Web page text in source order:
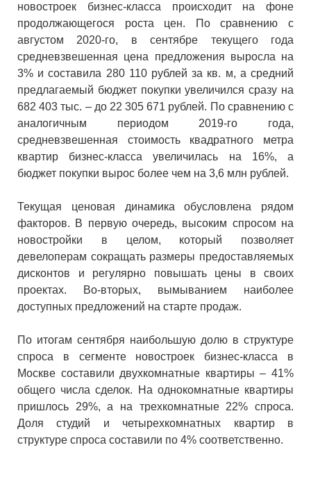
новостроек бизнес-класса происходит на фоне
продолжающегося роста цен. По сравнению с
августом 2020-го, в сентябре текущего года
средневзвешенная цена предложения выросла на
3% и составила 280 110 рублей за кв. м, а средний
предлагаемый бюджет покупки увеличился сразу на
682 403 тыс. – до 22 305 671 рублей. По сравнению с
аналогичным периодом 2019-го года,
средневзвешенная стоимость квадратного метра
квартир бизнес-класса увеличилась на 16%, а
бюджет покупки вырос более чем на 3,6 млн рублей.
Текущая ценовая динамика обусловлена рядом
факторов. В первую очередь, высоким спросом на
новостройки в целом, который позволяет
девелоперам сокращать размеры предоставляемых
дисконтов и регулярно повышать цены в своих
проектах. Во-вторых, вымыванием наиболее
доступных предложений на старте продаж.
По итогам сентября наибольшую долю в структуре
спроса в сегменте новостроек бизнес-класса в
Москве составили двухкомнатные квартиры – 41%
общего числа сделок. На однокомнатные квартиры
пришлось 29%, а на трехкомнатные 22% спроса.
Доля студий и четырехкомнатных квартир в
структуре спроса составили по 4% соответственно.